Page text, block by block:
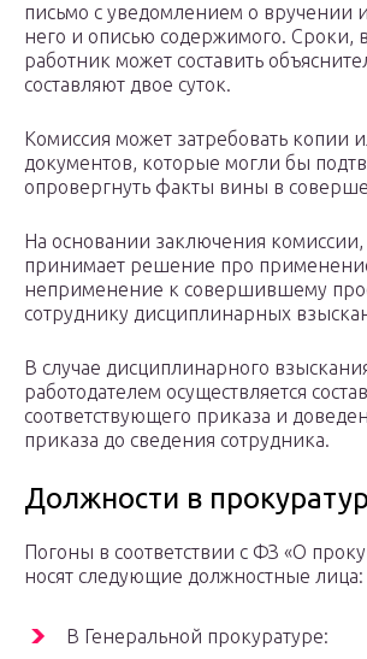
письмо с уведомлением о вручении
него и описью содержимого. Сроки,
работник может составить
составляют двое суток.
Комиссия может затребовать копии
документов, которые могли бы
опровергнуть факты вины в
На основании заключения комиссии,
принимает решение про
неприменение к совершившему
сотруднику дисциплинарных
В случае дисциплинарного
работодателем осуществляется
соответствующего приказа и
приказа до сведения сотрудника.
Должности в
Погоны в соответствии с ФЗ «О
носят следующие должностные лица:
В Генеральной прокуратуре: